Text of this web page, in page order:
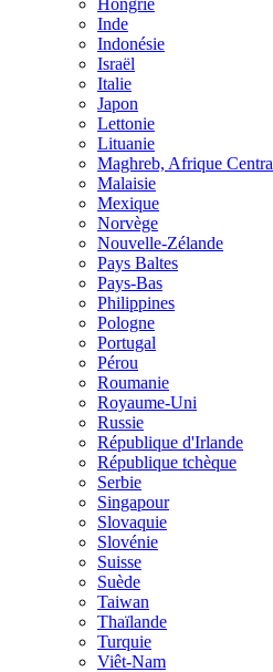
Hongrie
Inde
Indonésie
Israël
Italie
Japon
Lettonie
Lituanie
Maghreb, Afrique
Malaisie
Mexique
Norvège
Nouvelle-Zélande
Pays Baltes
Pays-Bas
Philippines
Pologne
Portugal
Pérou
Roumanie
Royaume-Uni
Russie
République d'Irlande
République tchèque
Serbie
Singapour
Slovaquie
Slovénie
Suisse
Suède
Taiwan
Thaïlande
Turquie
Viêt-Nam